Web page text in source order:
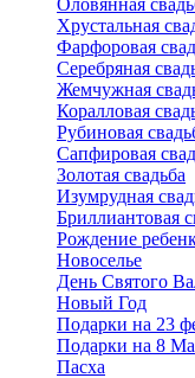
Оловянная
Хрустальная
Фарфоровая
Серебряная
Жемчужная
Коралловая
Рубиновая
Сапфировая
Золотая свадьба
Изумрудная
Бриллиантовая
Рождение
Новоселье
День Святого
Новый Год
Подарки на 23
Подарки на 8
Пасха